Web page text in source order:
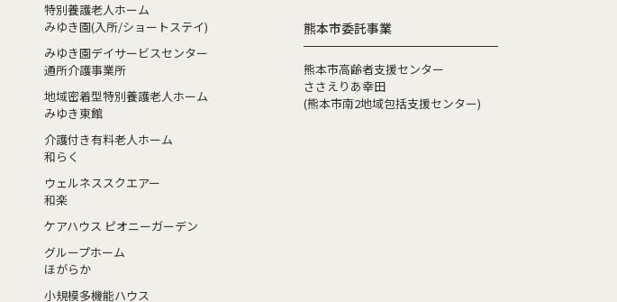
特別養護老人ホーム
みゆき園(入所/ショートステイ)
みゆき園デイサービスセンター
通所介護事業所
地域密着型特別養護老人ホーム
みゆき東館
介護付き有料老人ホーム
和らく
ウェルネススクエアー
和楽
ケアハウス ピオニーガーデン
グループホーム
ほがらか
小規模多機能ハウス
熊本市委託事業
熊本市高齢者支援センター
ささえりあ幸田
(熊本市南2地域包括支援センター)